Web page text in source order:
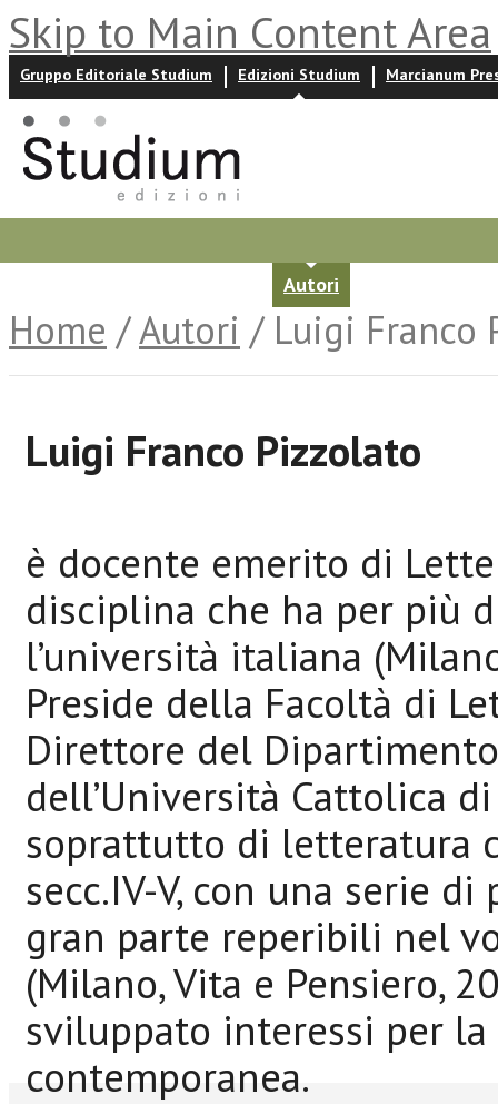
Skip to Main Content Area
Gruppo Editoriale Studium Edizioni Studium Marcianum
Autori
Home /Autori / Luigi Franco
Luigi Franco Pizzolato
è docente emerito di
disciplina che ha per più
l’università italiana
Preside della Facoltà di
Direttore del
dell’Università Cattolica
soprattutto di letteratura
secc.IV-V, con una serie
gran parte reperibili nel
(Milano, Vita e Pensiero,
sviluppato interessi per
contemporanea.